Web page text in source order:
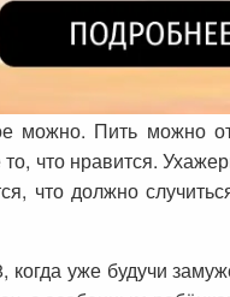
можно. Пить можно
что нравится.
что должно
когда уже будучи